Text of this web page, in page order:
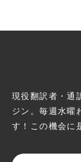
現役翻訳者・通
ジン。毎週水曜
す！この機会に